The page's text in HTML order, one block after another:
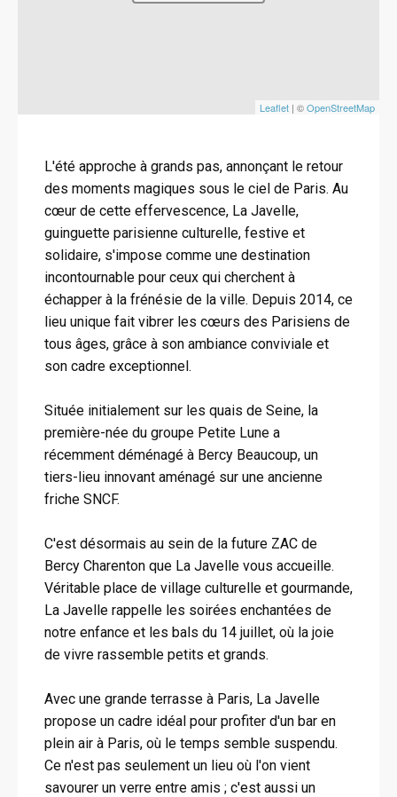
Leaflet | ©OpenStreetMap
L'été approche à grands pas, annonçant le retour
des moments magiques sous le ciel de Paris. Au
cœur de cette effervescence, La Javelle,
guinguette parisienne culturelle, festive et
solidaire, s'impose comme une destination
incontournable pour ceux qui cherchent à
échapper à la frénésie de la ville. Depuis 2014, ce
lieu unique fait vibrer les cœurs des Parisiens de
tous âges, grâce à son ambiance conviviale et
son cadre exceptionnel.
Située initialement sur les quais de Seine, la
première-née du groupe Petite Lune a
récemment déménagé à Bercy Beaucoup, un
tiers-lieu innovant aménagé sur une ancienne
friche SNCF.
C'est désormais au sein de la future ZAC de
Bercy Charenton que La Javelle vous accueille.
Véritable place de village culturelle et gourmande,
La Javelle rappelle les soirées enchantées de
notre enfance et les bals du 14 juillet, où la joie
de vivre rassemble petits et grands.
Avec une grande terrasse à Paris, La Javelle
propose un cadre idéal pour profiter d'un bar en
plein air à Paris, où le temps semble suspendu.
Ce n'est pas seulement un lieu où l'on vient
savourer un verre entre amis ; c'est aussi un